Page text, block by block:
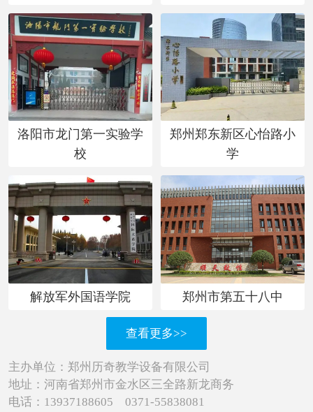
洛阳市龙门第一实验学
校
郑州郑东新区心怡路小
学
解放军外国语学院 郑州市第五十八中
查看更多>>
主办单位：郑州历奇教学设备有限公司
地址：河南省郑州市金水区三全路新龙商务
电话：13937188605 0371-55838081